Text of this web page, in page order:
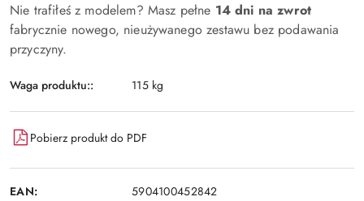
Nie trafiłeś z modelem? Masz pełne 14 dni na zwrot
fabrycznie nowego, nieużywanego zestawu bez podawania
przyczyny.
Waga produktu:: 115 kg
Pobierz produkt do PDF
EAN: 5904100452842